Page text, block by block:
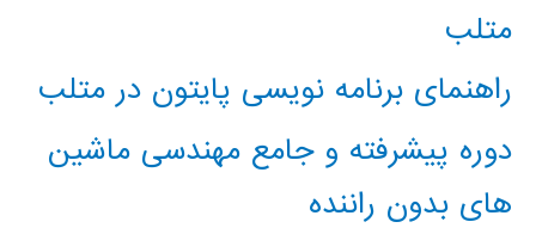
متلب
راهنمای برنامه نویسی پایتون در متلب
دوره پیشرفته و جامع مهندسی ماشین
های بدون راننده